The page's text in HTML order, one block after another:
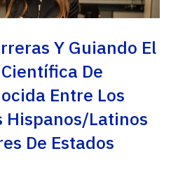
Y Guiando El
De
Entre Los
Hispanos/Latinos
De Estados